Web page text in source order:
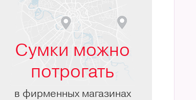
Сумки можно
потрогать
в фирменных магазинах